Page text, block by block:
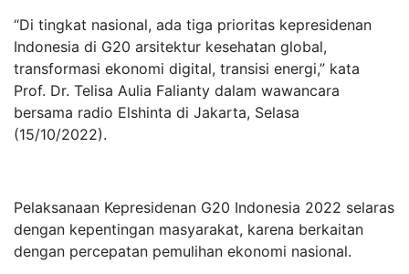
“Di tingkat nasional, ada tiga prioritas kepresidenan
Indonesia di G20 arsitektur kesehatan global,
transformasi ekonomi digital, transisi energi,” kata
Prof. Dr. Telisa Aulia Falianty dalam wawancara
bersama radio Elshinta di Jakarta, Selasa
(15/10/2022).
Pelaksanaan Kepresidenan G20 Indonesia 2022 selaras
dengan kepentingan masyarakat, karena berkaitan
dengan percepatan pemulihan ekonomi nasional.